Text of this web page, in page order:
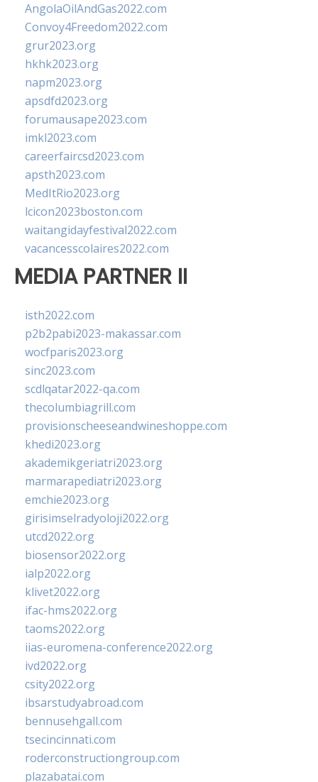
AngolaOilAndGas2022.com
Convoy4Freedom2022.com
grur2023.org
hkhk2023.org
napm2023.org
apsdfd2023.org
forumausape2023.com
imkl2023.com
careerfaircsd2023.com
apsth2023.com
MedItRio2023.org
lcicon2023boston.com
waitangidayfestival2022.com
vacancesscolaires2022.com
MEDIA PARTNER II
isth2022.com
p2b2pabi2023-makassar.com
wocfparis2023.org
sinc2023.com
scdlqatar2022-qa.com
thecolumbiagrill.com
provisionscheeseandwineshoppe.com
khedi2023.org
akademikgeriatri2023.org
marmarapediatri2023.org
emchie2023.org
girisimselradyoloji2022.org
utcd2022.org
biosensor2022.org
ialp2022.org
klivet2022.org
ifac-hms2022.org
taoms2022.org
iias-euromena-conference2022.org
ivd2022.org
csity2022.org
ibsarstudyabroad.com
bennusehgall.com
tsecincinnati.com
roderconstructiongroup.com
plazabatai.com